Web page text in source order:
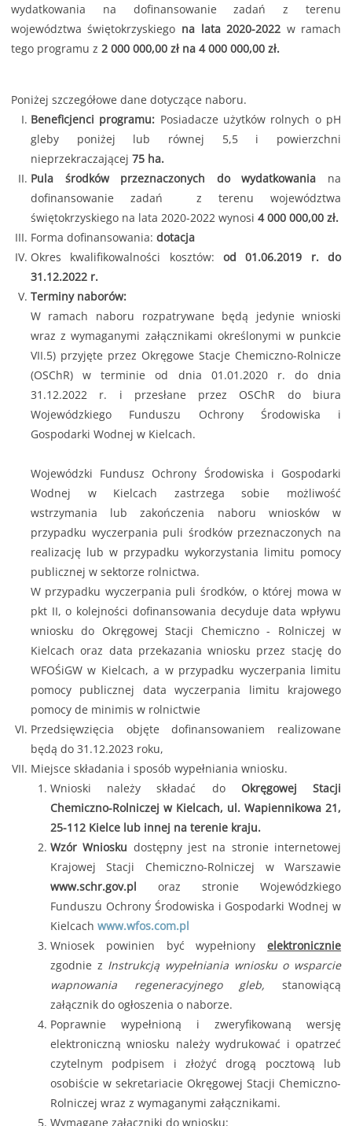
wydatkowania na dofinansowanie zadań z terenu
województwa świętokrzyskiego na lata 2020-2022 w ramach
tego programu z 2 000 000,00 zł na 4 000 000,00 zł.
Poniżej szczegółowe dane dotyczące naboru.
Beneficjenci programu: Posiadacze użytków rolnych o pH
gleby poniżej lub równej 5,5 i powierzchni
nieprzekraczającej 75 ha.
Pula środków przeznaczonych do wydatkowania na
dofinansowanie zadań z terenu województwa
świętokrzyskiego na lata 2020-2022 wynosi 4 000 000,00 zł.
Forma dofinansowania: dotacja
Okres kwalifikowalności kosztów: od 01.06.2019 r. do
31.12.2022 r.
Terminy naborów:
W ramach naboru rozpatrywane będą jedynie wnioski
wraz z wymaganymi załącznikami określonymi w punkcie
VII.5) przyjęte przez Okręgowe Stacje Chemiczno-Rolnicze
(OSChR) w terminie od dnia 01.01.2020 r. do dnia
31.12.2022 r. i przesłane przez OSChR do biura
Wojewódzkiego Funduszu Ochrony Środowiska i
Gospodarki Wodnej w Kielcach.
Wojewódzki Fundusz Ochrony Środowiska i Gospodarki
Wodnej w Kielcach zastrzega sobie możliwość
wstrzymania lub zakończenia naboru wniosków w
przypadku wyczerpania puli środków przeznaczonych na
realizację lub w przypadku wykorzystania limitu pomocy
publicznej w sektorze rolnictwa.
W przypadku wyczerpania puli środków, o której mowa w
pkt II, o kolejności dofinansowania decyduje data wpływu
wniosku do Okręgowej Stacji Chemiczno - Rolniczej w
Kielcach oraz data przekazania wniosku przez stację do
WFOŚiGW w Kielcach, a w przypadku wyczerpania limitu
pomocy publicznej data wyczerpania limitu krajowego
pomocy de minimis w rolnictwie
Przedsięwzięcia objęte dofinansowaniem realizowane
będą do 31.12.2023 roku,
Miejsce składania i sposób wypełniania wniosku.
Wnioski należy składać do Okręgowej Stacji
Chemiczno-Rolniczej w Kielcach, ul. Wapiennikowa 21,
25-112 Kielce lub innej na terenie kraju.
Wzór Wniosku dostępny jest na stronie internetowej
Krajowej Stacji Chemiczno-Rolniczej w Warszawie
www.schr.gov.pl oraz stronie Wojewódzkiego
Funduszu Ochrony Środowiska i Gospodarki Wodnej w
Kielcach www.wfos.com.pl
Wniosek powinien być wypełnionyelektronicznie
zgodnie z Instrukcją wypełniania wniosku o wsparcie
wapnowania regeneracyjnego gleb, stanowiącą
załącznik do ogłoszenia o naborze.
Poprawnie wypełnioną i zweryfikowaną wersję
elektroniczną wniosku należy wydrukować i opatrzeć
czytelnym podpisem i złożyć drogą pocztową lub
osobiście w sekretariacie Okręgowej Stacji Chemiczno-
Rolniczej wraz z wymaganymi załącznikami.
Wymagane załączniki do wniosku: